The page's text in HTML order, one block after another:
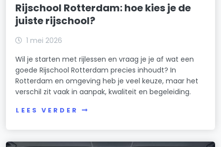
Rijschool Rotterdam: hoe kies je de
juiste rijschool?
1 mei 2026
Wil je starten met rijlessen en vraag je je af wat een
goede Rijschool Rotterdam precies inhoudt? In
Rotterdam en omgeving heb je veel keuze, maar het
verschil zit vaak in aanpak, kwaliteit en begeleiding.
LEES VERDER